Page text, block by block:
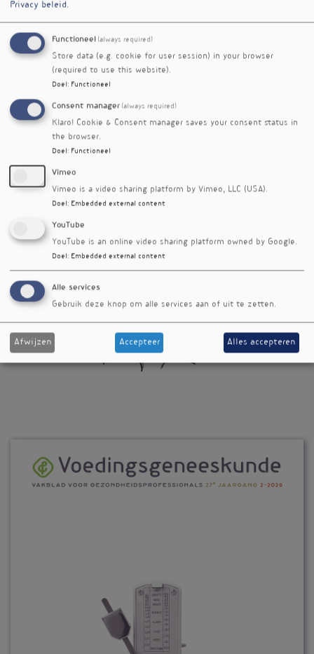
impliciete kennis, zullen degenen vervangen die
daar dieper op in.
To be continued… 
Roeslan Leontjevas
Privacy beleid.
Functioneel (always required)
Store data (e.g. cookie for user session) in your browser
(required to use this website).
Doel : Functioneel
Consent manager (always required)
Klaro! Cookie & Consent manager saves your consent status in
the browser.
Doel : Functioneel
Vimeo
Vimeo is a video sharing platform by Vimeo, LLC (USA).
Doel : Embedded external content
YouTube
YouTube is an online video sharing platform owned by Google.
Doel : Embedded external content
Alle services
Gebruik deze knop om alle services aan of uit te zetten.
Afwijzen Accepteer Alles accepteren